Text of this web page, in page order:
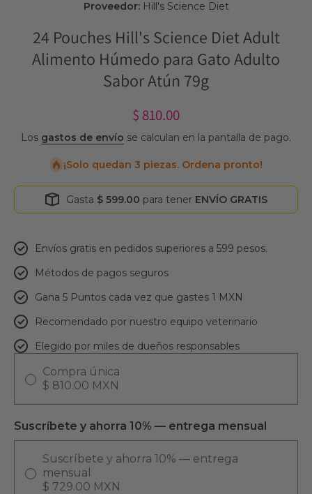
Proveedor:Hill's Science Diet
24 Pouches Hill's Science Diet Adult
Alimento Húmedo para Gato Adulto
Sabor Atún 79g
$ 810.00
Los gastos de envío se calculan en la pantalla de pago.
¡Solo quedan 3 piezas. Ordena pronto!
Gasta $ 599.00 para tener ENVÍO GRATIS
Envíos gratis en pedidos superiores a 599 pesos.
Métodos de pagos seguros
Gana 5 Puntos cada vez que gastes 1 MXN
Recomendado por nuestro equipo veterinario
Elegido por miles de dueños responsables
Compra única
$ 810.00 MXN
Suscríbete y ahorra 10% — entrega mensual
Suscríbete y ahorra 10% — entrega
mensual
$ 729.00 MXN